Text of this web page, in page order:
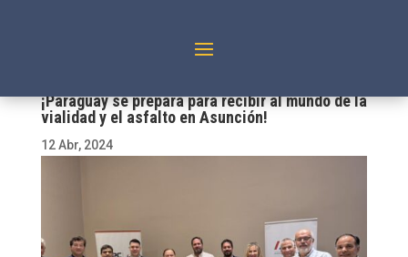
¡Paraguay se prepara para recibir al mundo de la
vialidad y el asfalto en Asunción!
12 Abr, 2024